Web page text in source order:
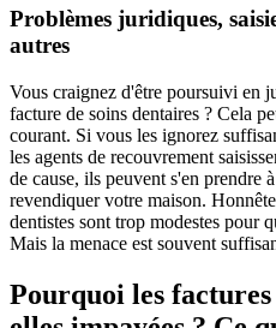
Problèmes juridiques,
autres
Vous craignez d'être poursuivi en
facture de soins dentaires ? Cela
courant. Si vous les ignorez
les agents de recouvrement
de cause, ils peuvent s'en prendre
revendiquer votre maison.
dentistes sont trop modestes pour
Mais la menace est souvent
Pourquoi les